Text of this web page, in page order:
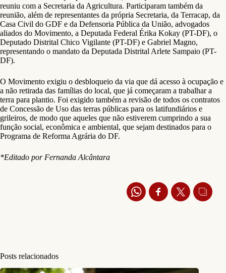
reuniu com a Secretaria da Agricultura. Participaram também da
reunião, além de representantes da própria Secretaria, da Terracap, da
Casa Civil do GDF e da Defensoria Pública da União, advogados
aliados do Movimento, a Deputada Federal Érika Kokay (PT-DF), o
Deputado Distrital Chico Vigilante (PT-DF) e Gabriel Magno,
representando o mandato da Deputada Distrital Arlete Sampaio (PT-
DF).
O Movimento exigiu o desbloqueio da via que dá acesso à ocupação e
a não retirada das famílias do local, que já começaram a trabalhar a
terra para plantio. Foi exigido também a revisão de todos os contratos
de Concessão de Uso das terras públicas para os latifundiários e
grileiros, de modo que aqueles que não estiverem cumprindo a sua
função social, econômica e ambiental, que sejam destinados para o
Programa de Reforma Agrária do DF.
*Editado por Fernanda Alcântara
Posts relacionados